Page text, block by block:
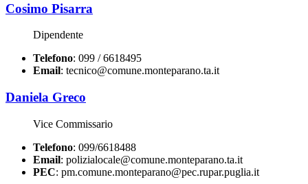
Cosimo Pisarra
Dipendente
Telefono: 099 / 6618495
Email: tecnico@comune.monteparano.ta.it
Daniela Greco
Vice Commissario
Telefono: 099/6618488
Email: polizialocale@comune.monteparano.ta.it
PEC: pm.comune.monteparano@pec.rupar.puglia.it